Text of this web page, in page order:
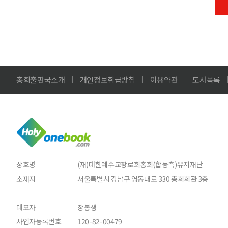
총회출판국소개 개인정보취급방침 이용약관 도서목록
상호명
(재)대한예수교장로회총회(합동측)유지재단
소재지
서울특별시 강남구 영동대로 330 총회회관 3층
대표자
장봉생
사업자등록번호
120-82-00479